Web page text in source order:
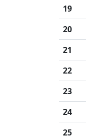
19
20
21
22
23
24
25